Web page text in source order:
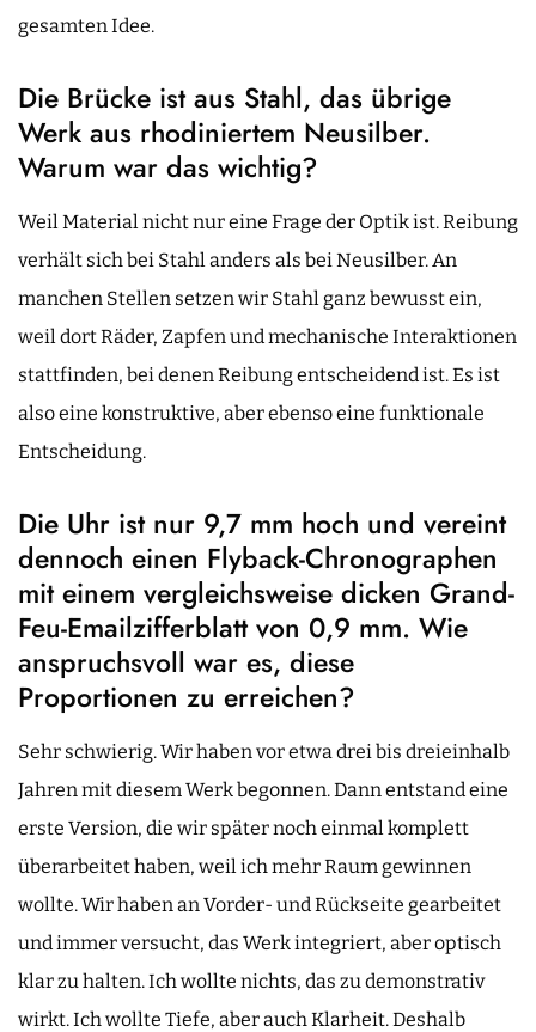
gesamten Idee.
Die Brücke ist aus Stahl, das übrige
Werk aus rhodiniertem Neusilber.
Warum war das wichtig?
Weil Material nicht nur eine Frage der Optik ist. Reibung
verhält sich bei Stahl anders als bei Neusilber. An
manchen Stellen setzen wir Stahl ganz bewusst ein,
weil dort Räder, Zapfen und mechanische Interaktionen
stattfinden, bei denen Reibung entscheidend ist. Es ist
also eine konstruktive, aber ebenso eine funktionale
Entscheidung.
Die Uhr ist nur 9,7 mm hoch und vereint
dennoch einen Flyback-Chronographen
mit einem vergleichsweise dicken Grand-
Feu-Emailzifferblatt von 0,9 mm. Wie
anspruchsvoll war es, diese
Proportionen zu erreichen?
Sehr schwierig. Wir haben vor etwa drei bis dreieinhalb
Jahren mit diesem Werk begonnen. Dann entstand eine
erste Version, die wir später noch einmal komplett
überarbeitet haben, weil ich mehr Raum gewinnen
wollte. Wir haben an Vorder- und Rückseite gearbeitet
und immer versucht, das Werk integriert, aber optisch
klar zu halten. Ich wollte nichts, das zu demonstrativ
wirkt. Ich wollte Tiefe, aber auch Klarheit. Deshalb